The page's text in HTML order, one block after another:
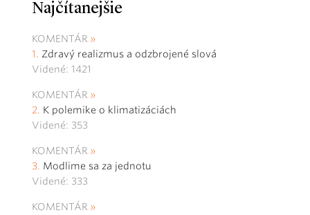
Najčítanejšie
KOMENTÁR
Zdravý realizmus a odzbrojené slová
Videné: 1421
KOMENTÁR
K polemike o klimatizáciách
Videné: 353
KOMENTÁR
Modlime sa za jednotu
Videné: 333
KOMENTÁR